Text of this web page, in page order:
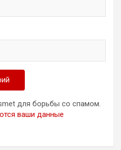
для борьбы со спамом.
ваши данные